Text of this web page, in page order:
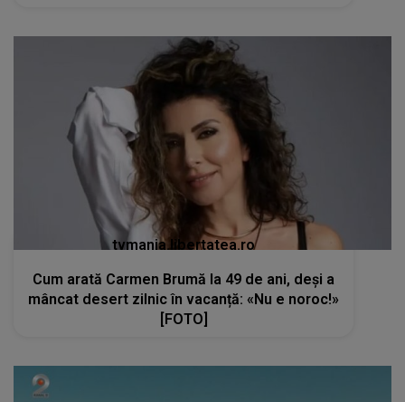
tvmania.libertatea.ro
Cum arată Carmen Brumă la 49 de ani, deși a
mâncat desert zilnic în vacanță: «Nu e noroc!»
[FOTO]